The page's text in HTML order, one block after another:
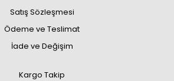
Satış Sözleşmesi
Ödeme ve Teslimat
İade ve Değişim
Kargo Takip